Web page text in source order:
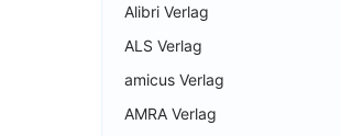
Alibri Verlag
ALS Verlag
amicus Verlag
AMRA Verlag